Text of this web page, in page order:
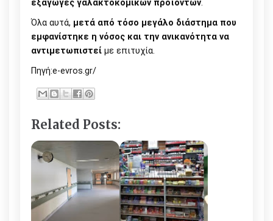
εξαγωγές γαλακτοκομικών προϊόντων.
Όλα αυτά, μετά από τόσο μεγάλο διάστημα που
εμφανίστηκε η νόσος και την ανικανότητα να
αντιμετωπιστεί με επιτυχία.
Πηγή:e-evros.gr/
Related Posts: